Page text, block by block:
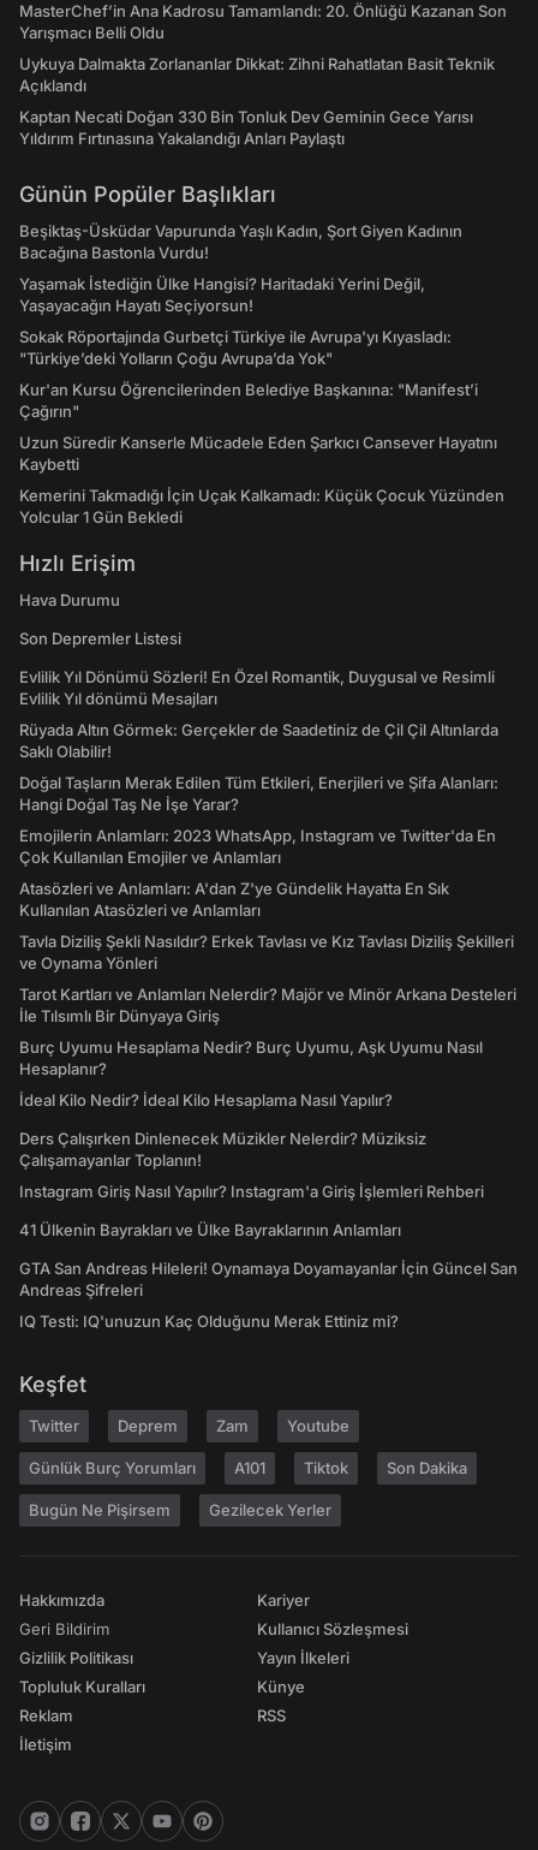
MasterChef’in Ana Kadrosu Tamamlandı: 20. Önlüğü Kazanan Son
Yarışmacı Belli Oldu
Uykuya Dalmakta Zorlananlar Dikkat: Zihni Rahatlatan Basit Teknik
Açıklandı
Kaptan Necati Doğan 330 Bin Tonluk Dev Geminin Gece Yarısı
Yıldırım Fırtınasına Yakalandığı Anları Paylaştı
Günün Popüler Başlıkları
Beşiktaş-Üsküdar Vapurunda Yaşlı Kadın, Şort Giyen Kadının
Bacağına Bastonla Vurdu!
Yaşamak İstediğin Ülke Hangisi? Haritadaki Yerini Değil,
Yaşayacağın Hayatı Seçiyorsun!
Sokak Röportajında Gurbetçi Türkiye ile Avrupa'yı Kıyasladı:
"Türkiye’deki Yolların Çoğu Avrupa’da Yok"
Kur'an Kursu Öğrencilerinden Belediye Başkanına: "Manifest’i
Çağırın"
Uzun Süredir Kanserle Mücadele Eden Şarkıcı Cansever Hayatını
Kaybetti
Kemerini Takmadığı İçin Uçak Kalkamadı: Küçük Çocuk Yüzünden
Yolcular 1 Gün Bekledi
Hızlı Erişim
Hava Durumu
Son Depremler Listesi
Evlilik Yıl Dönümü Sözleri! En Özel Romantik, Duygusal ve Resimli
Evlilik Yıl dönümü Mesajları
Rüyada Altın Görmek: Gerçekler de Saadetiniz de Çil Çil Altınlarda
Saklı Olabilir!
Doğal Taşların Merak Edilen Tüm Etkileri, Enerjileri ve Şifa Alanları:
Hangi Doğal Taş Ne İşe Yarar?
Emojilerin Anlamları: 2023 WhatsApp, Instagram ve Twitter'da En
Çok Kullanılan Emojiler ve Anlamları
Atasözleri ve Anlamları: A'dan Z'ye Gündelik Hayatta En Sık
Kullanılan Atasözleri ve Anlamları
Tavla Diziliş Şekli Nasıldır? Erkek Tavlası ve Kız Tavlası Diziliş Şekilleri
ve Oynama Yönleri
Tarot Kartları ve Anlamları Nelerdir? Majör ve Minör Arkana Desteleri
İle Tılsımlı Bir Dünyaya Giriş
Burç Uyumu Hesaplama Nedir? Burç Uyumu, Aşk Uyumu Nasıl
Hesaplanır?
İdeal Kilo Nedir? İdeal Kilo Hesaplama Nasıl Yapılır?
Ders Çalışırken Dinlenecek Müzikler Nelerdir? Müziksiz
Çalışamayanlar Toplanın!
Instagram Giriş Nasıl Yapılır? Instagram'a Giriş İşlemleri Rehberi
41 Ülkenin Bayrakları ve Ülke Bayraklarının Anlamları
GTA San Andreas Hileleri! Oynamaya Doyamayanlar İçin Güncel San
Andreas Şifreleri
IQ Testi: IQ'unuzun Kaç Olduğunu Merak Ettiniz mi?
Keşfet
Twitter Deprem Zam Youtube
Günlük Burç Yorumları A101 Tiktok Son Dakika
Bugün Ne Pişirsem Gezilecek Yerler
Hakkımızda
Geri Bildirim
Gizlilik Politikası
Topluluk Kuralları
Reklam
İletişim
Kariyer
Kullanıcı Sözleşmesi
Yayın İlkeleri
Künye
RSS